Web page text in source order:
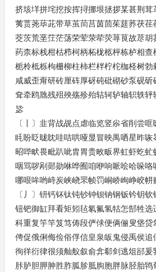
挤垓垟拼垞挖按挥挦挪垠拯拶某甚荆茸
荑贳荛荜茈带草茧茼莒茵茴茱莛荞茯荏
茭茨荒垩茳茫荡荣荤荥荦荧荨茛故荩胡
药柰标栈柑枯栉柯柄柘栊柩枰栋栌相查
栀柃柢栎枸栅柳柱柿栏柈柠柁枷柽树勃
咸威歪甭研砖厘砗厚砑砘砒砌砂泵砚斫
耷牵鸥虺残殂殃殇殄殆轱轲轳轴轵轶轷
毖
〔丨〕韭背战觇点虐临览竖尜省削尝
眊盼眨昽眈哇咭哄哑显冒映禺哂星昨咴
昭哔畎畏毗趴呲胄胃贵畋畈界虹虾虼虻
咽骂哕剐郧勋咻哗囿咱咿响哌哙哈哚咯
哪哏哞哟峙炭峡峣罘帧罚峒峤峋峥峧帡
〔丿〕钘钙钚钛钝钞钟钡钠钢钣钤钥
钮钯御缸拜看矩矧毡氡氟氢牯怎郜牲选
科重复竽竿笈笃俦段俨俅便俩俪叟垡贷
俜促俄俐侮俭俗俘信皇泉皈鬼侵禹侯追
徇徉衍律很须舢舣叙俞弇郗剑逃俎郤爰
胩胪胆胛胂胜胙胍胗胝朐胞胖脉胫胎